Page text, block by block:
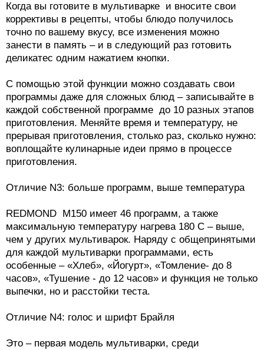
Когда вы готовите в мультиварке и вносите свои
коррективы в рецепты, чтобы блюдо получилось
точно по вашему вкусу, все изменения можно
занести в память – и в следующий раз готовить
деликатес одним нажатием кнопки.
С помощью этой функции можно создавать свои
программы даже для сложных блюд – записывайте в
каждой собственной программе до 10 разных этапов
приготовления. Меняйте время и температуру, не
прерывая приготовления, столько раз, сколько нужно:
воплощайте кулинарные идеи прямо в процессе
приготовления.
Отличие N3: больше программ, выше температура
REDMOND M150 имеет 46 программ, а также
максимальную температуру нагрева 180 С – выше,
чем у других мультиварок. Наряду с общепринятыми
для каждой мультиварки программами, есть
особенные – «Хлеб», «Йогурт», «Томление- до 8
часов», «Тушение - до 12 часов» и функция не только
выпечки, но и расстойки теста.
Отличие N4: голос и шрифт Брайля
Это – первая модель мультиварки, среди